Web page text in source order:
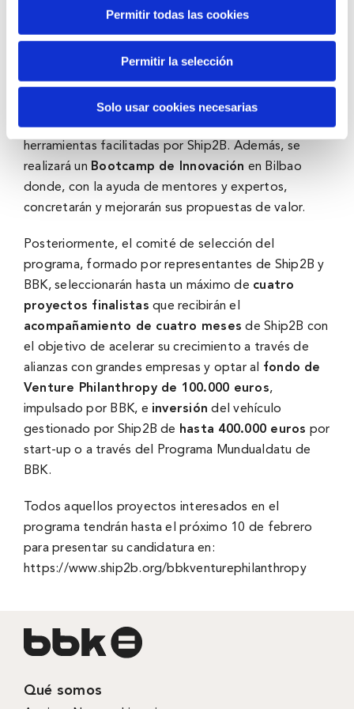
Permitir todas las cookies
Permitir la selección
Solo usar cookies necesarias
que busquen un impacto social especí­fico y
En laprimera fasedel programa, los10 proyectos
preseleccionadostrabajarán el impacto y el
modelo de negocio de sus proyectos a través de las
herramientas facilitadas por Ship2B. Además, se
realizará un Bootcamp de Innovación en Bilbao
donde, con la ayuda de mentores y expertos,
concretarán y mejorarán sus propuestas de valor.
Posteriormente, el comité de selección del
programa, formado por representantes de Ship2B y
BBK, seleccionarán hasta un máximo de cuatro
proyectos finalistas que recibirán el
acompañamiento de cuatro meses de Ship2B con
el objetivo de acelerar su crecimiento a través de
alianzas con grandes empresas y optar al fondo de
Venture Philanthropy de 100.000 euros,
impulsado por BBK, e inversión del vehí­culo
gestionado por Ship2B de hasta 400.000 euros por
start-up o a través del Programa Mundualdatu de
BBK.
Todos aquellos proyectos interesados en el
programa tendrán hasta el próximo 10 de febrero
para presentar su candidatura en:
https://www.ship2b.org/bbkventurephilanthropy
Qué somos